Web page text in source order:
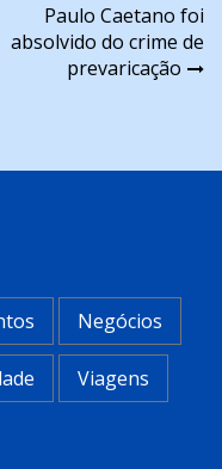
Paulo Caetano foi
absolvido do crime de
prevaricação
Negócios
Viagens